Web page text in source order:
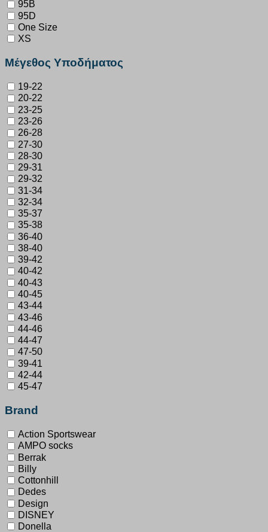
95B
95D
One Size
XS
Μέγεθος Υποδήματος
19-22
20-22
23-25
23-26
26-28
27-30
28-30
29-31
29-32
31-34
32-34
35-37
35-38
36-40
38-40
39-42
40-42
40-43
40-45
43-44
43-46
44-46
44-47
47-50
39-41
42-44
45-47
Brand
Action Sportswear
AMPO socks
Berrak
Billy
Cottonhill
Dedes
Design
DISNEY
Donella